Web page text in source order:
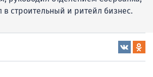
в строительный и ритейл бизнес.